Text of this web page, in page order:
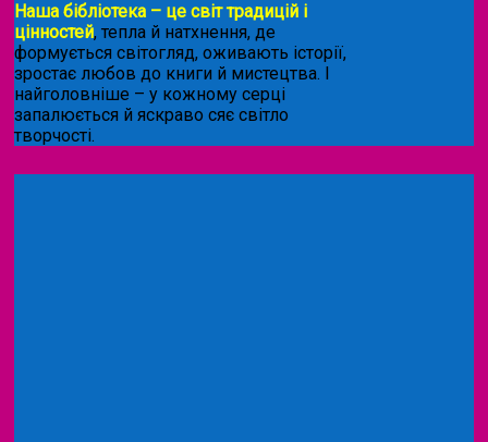
Наша бібліотека – це світ традицій і
цінностей, тепла й натхнення, де
формується світогляд, оживають історії,
зростає любов до книги й мистецтва. І
найголовніше – у кожному серці
запалюється й яскраво сяє світло
творчості.